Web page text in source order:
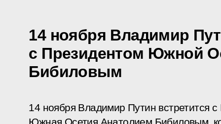
14 ноября Владимир
с Президентом Южной
Бибиловым
14 ноября Владимир Путин встретится